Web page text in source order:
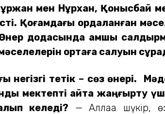
мен Нұрхан, Қонысбай
Қоғамдағы қордаланған
Өнер додасында қамшы
ортаға салуын
негізгі тетік – сөз өнері.
мектепті қайта жаңғырту
келеді? — Аллаға шүкір,